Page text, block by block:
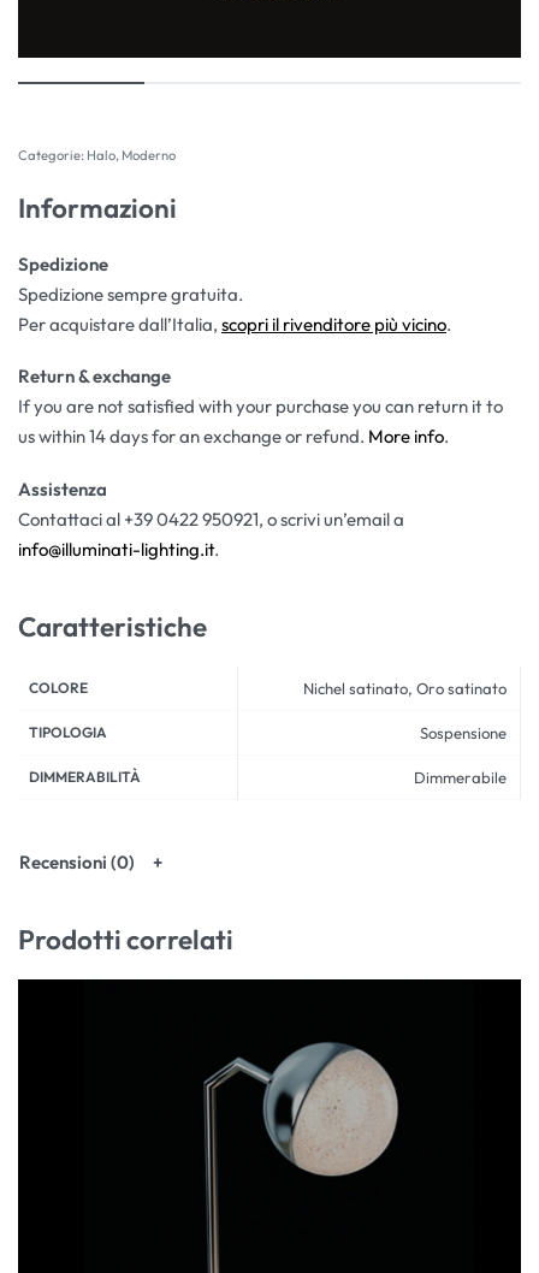
Categorie: Halo, Moderno
Informazioni
Spedizione
Spedizione sempre gratuita.
Per acquistare dall’Italia, scopri il rivenditore più vicino.
Return & exchange
If you are not satisfied with your purchase you can return it to
us within 14 days for an exchange or refund. More info.
Assistenza
Contattaci al +39 0422 950921, o scrivi un’email a
info@illuminati-lighting.it.
Caratteristiche
COLORE Nichel satinato, Oro satinato
TIPOLOGIA Sospensione
DIMMERABILITÀ Dimmerabile
Recensioni (0)
Prodotti correlati